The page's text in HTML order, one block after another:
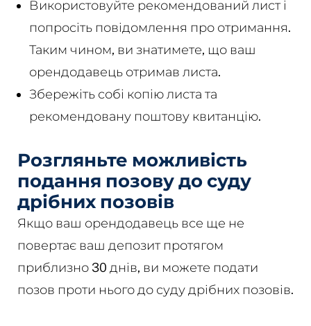
Використовуйте рекомендований лист і
попросіть повідомлення про отримання.
Таким чином, ви знатимете, що ваш
орендодавець отримав листа.
Збережіть собі копію листа та
рекомендовану поштову квитанцію.
Розгляньте можливість
подання позову до суду
дрібних позовів
Якщо ваш орендодавець все ще не
повертає ваш депозит протягом
приблизно 30 днів, ви можете подати
позов проти нього до суду дрібних позовів.